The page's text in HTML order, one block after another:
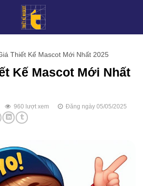
Thiết Kế Mascot Mới Nhất 2025
Kế Mascot Mới Nhất
960 lượt xem
Đăng ngày 05/05/2025